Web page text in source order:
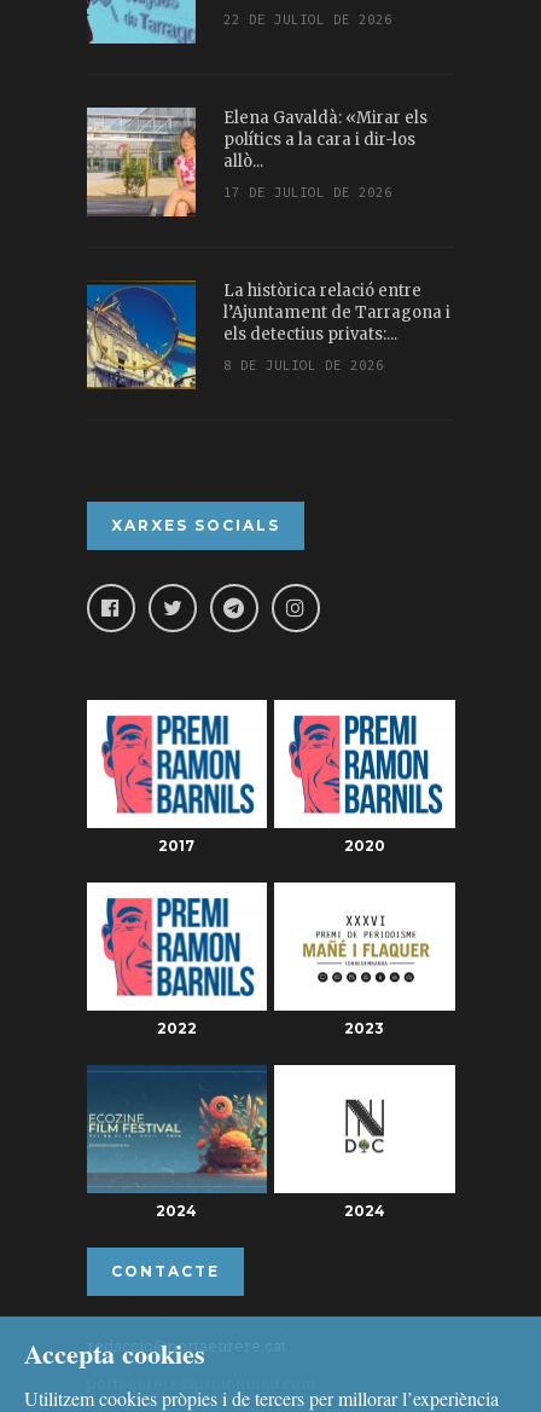
22 DE JULIOL DE 2026
Elena Gavaldà: «Mirar els
polítics a la cara i dir-los
allò...
17 DE JULIOL DE 2026
La històrica relació entre
l’Ajuntament de Tarragona i
els detectius privats:...
8 DE JULIOL DE 2026
XARXES SOCIALS
2017 2020
2022 2023
2024 2024
CONTACTE
redaccio@portaenrere.cat
Accepta cookies
Utilitzem cookies pròpies i de tercers per millorar l’experiència